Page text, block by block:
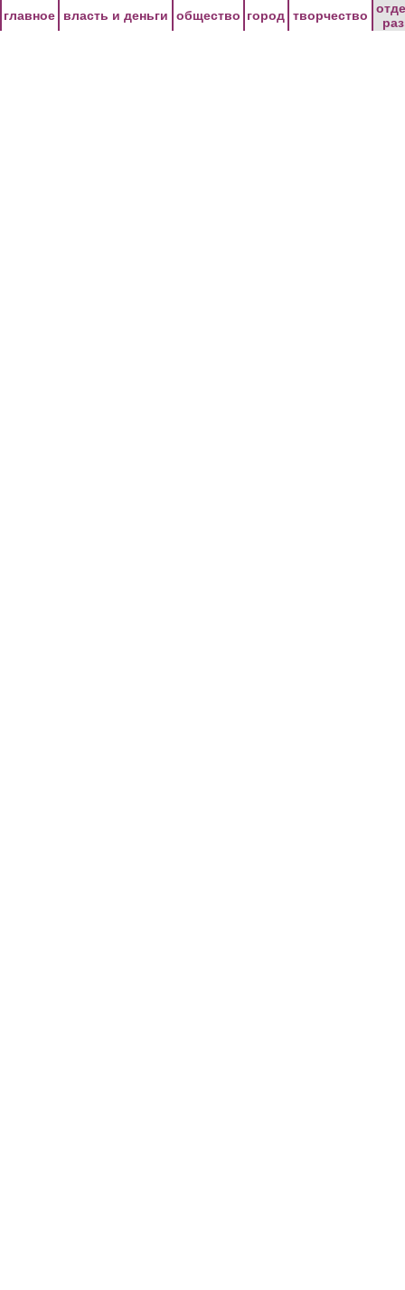
главное власть и деньги общество город творчество